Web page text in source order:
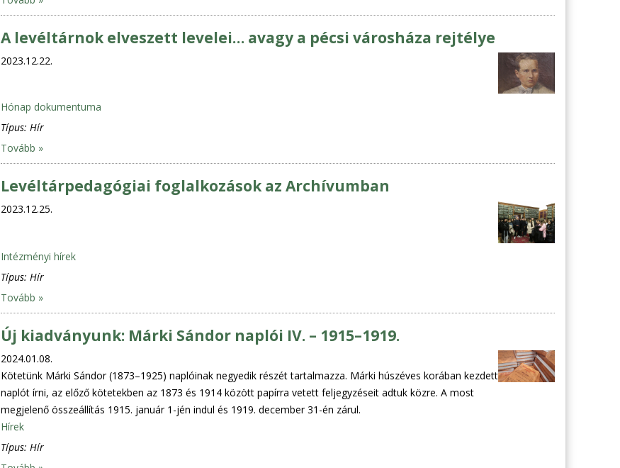
A levéltárnok elveszett levelei… avagy a pécsi városháza rejtélye
2023.12.22.
Hónap dokumentuma
Típus: Hír
Tovább »
Levéltárpedagógiai foglalkozások az Archívumban
2023.12.25.
Intézményi hírek
Típus: Hír
Tovább »
Új kiadványunk: Márki Sándor naplói IV. – 1915–1919.
2024.01.08.
Kötetünk Márki Sándor (1873–1925) naplóinak negyedik részét tartalmazza. Márki húszéves korában kezdett
naplót írni, az előző kötetekben az 1873 és 1914 között papírra vetett feljegyzéseit adtuk közre. A most
megjelenő összeállítás 1915. január 1-jén indul és 1919. december 31-én zárul.
Hírek
Típus: Hír